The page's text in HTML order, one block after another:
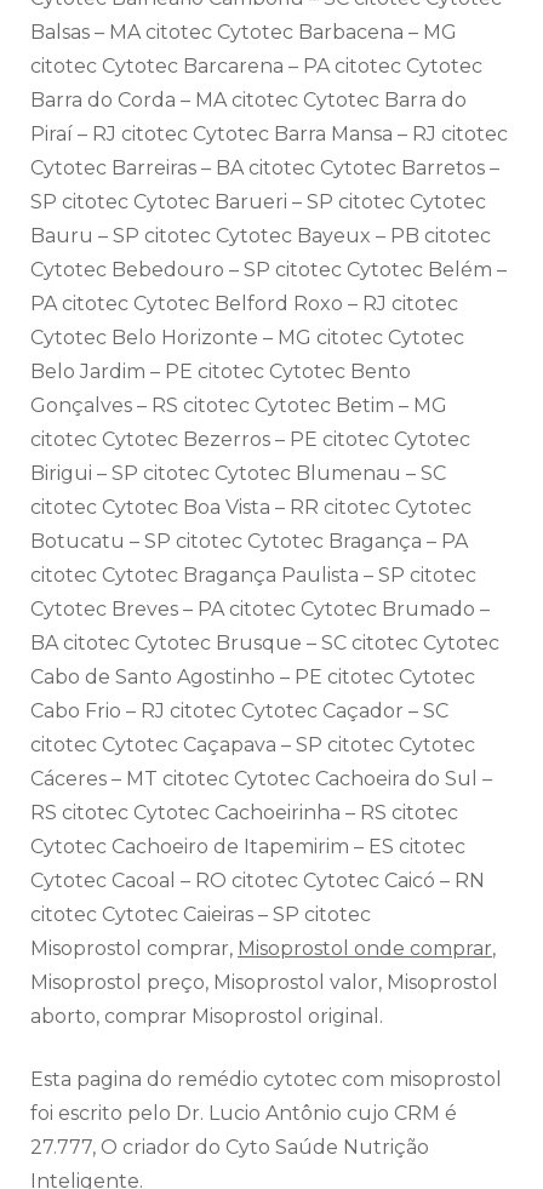
Balsas – MA citotec Cytotec Barbacena – MG
citotec Cytotec Barcarena – PA citotec Cytotec
Barra do Corda – MA citotec Cytotec Barra do
Piraí – RJ citotec Cytotec Barra Mansa – RJ citotec
Cytotec Barreiras – BA citotec Cytotec Barretos –
SP citotec Cytotec Barueri – SP citotec Cytotec
Bauru – SP citotec Cytotec Bayeux – PB citotec
Cytotec Bebedouro – SP citotec Cytotec Belém –
PA citotec Cytotec Belford Roxo – RJ citotec
Cytotec Belo Horizonte – MG citotec Cytotec
Belo Jardim – PE citotec Cytotec Bento
Gonçalves – RS citotec Cytotec Betim – MG
citotec Cytotec Bezerros – PE citotec Cytotec
Birigui – SP citotec Cytotec Blumenau – SC
citotec Cytotec Boa Vista – RR citotec Cytotec
Botucatu – SP citotec Cytotec Bragança – PA
citotec Cytotec Bragança Paulista – SP citotec
Cytotec Breves – PA citotec Cytotec Brumado –
BA citotec Cytotec Brusque – SC citotec Cytotec
Cabo de Santo Agostinho – PE citotec Cytotec
Cabo Frio – RJ citotec Cytotec Caçador – SC
citotec Cytotec Caçapava – SP citotec Cytotec
Cáceres – MT citotec Cytotec Cachoeira do Sul –
RS citotec Cytotec Cachoeirinha – RS citotec
Cytotec Cachoeiro de Itapemirim – ES citotec
Cytotec Cacoal – RO citotec Cytotec Caicó – RN
citotec Cytotec Caieiras – SP citotec
Misoprostol comprar, Misoprostol onde comprar,
Misoprostol preço, Misoprostol valor, Misoprostol
aborto, comprar Misoprostol original.
Esta pagina do remédio cytotec com misoprostol
foi escrito pelo Dr. Lucio Antônio cujo CRM é
27.777, O criador do Cyto Saúde Nutrição
Inteligente.